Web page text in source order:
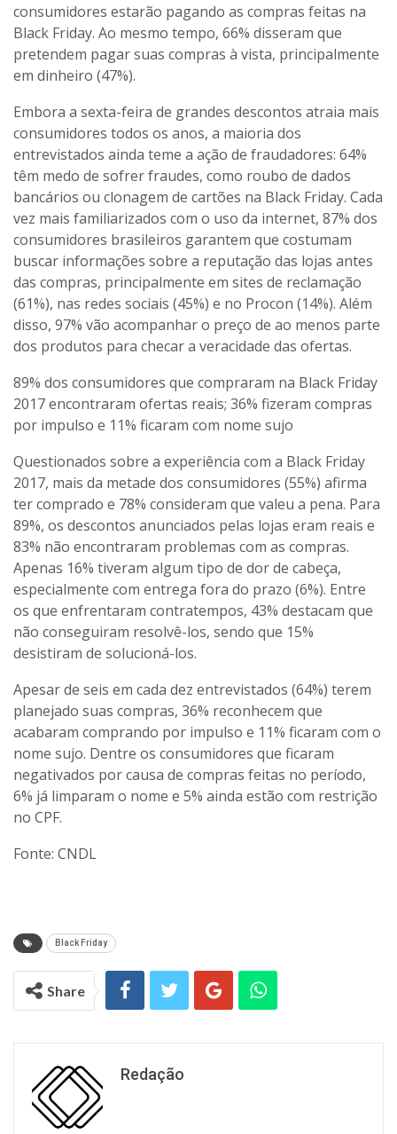
consumidores estarão pagando as compras feitas na
Black Friday. Ao mesmo tempo, 66% disseram que
pretendem pagar suas compras à vista, principalmente
em dinheiro (47%).
Embora a sexta-feira de grandes descontos atraia mais
consumidores todos os anos, a maioria dos
entrevistados ainda teme a ação de fraudadores: 64%
têm medo de sofrer fraudes, como roubo de dados
bancários ou clonagem de cartões na Black Friday. Cada
vez mais familiarizados com o uso da internet, 87% dos
consumidores brasileiros garantem que costumam
buscar informações sobre a reputação das lojas antes
das compras, principalmente em sites de reclamação
(61%), nas redes sociais (45%) e no Procon (14%). Além
disso, 97% vão acompanhar o preço de ao menos parte
dos produtos para checar a veracidade das ofertas.
89% dos consumidores que compraram na Black Friday
2017 encontraram ofertas reais; 36% fizeram compras
por impulso e 11% ficaram com nome sujo
Questionados sobre a experiência com a Black Friday
2017, mais da metade dos consumidores (55%) afirma
ter comprado e 78% consideram que valeu a pena. Para
89%, os descontos anunciados pelas lojas eram reais e
83% não encontraram problemas com as compras.
Apenas 16% tiveram algum tipo de dor de cabeça,
especialmente com entrega fora do prazo (6%). Entre
os que enfrentaram contratempos, 43% destacam que
não conseguiram resolvê-los, sendo que 15%
desistiram de solucioná-los.
Apesar de seis em cada dez entrevistados (64%) terem
planejado suas compras, 36% reconhecem que
acabaram comprando por impulso e 11% ficaram com o
nome sujo. Dentre os consumidores que ficaram
negativados por causa de compras feitas no período,
6% já limparam o nome e 5% ainda estão com restrição
no CPF.
Fonte: CNDL
Black Friday
Share
Redação